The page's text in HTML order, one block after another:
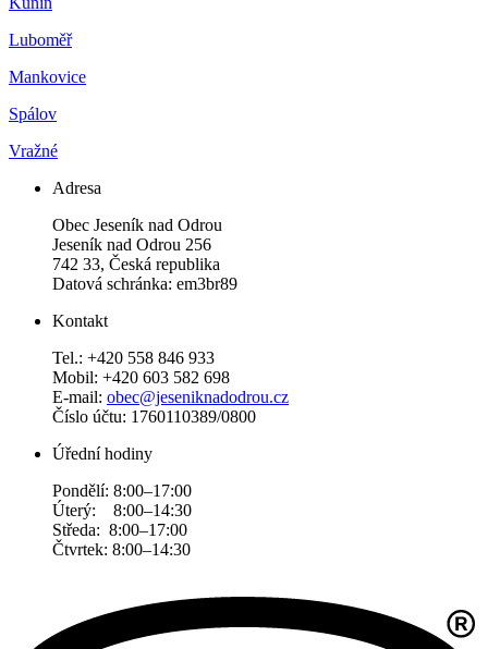
Luboměř
Mankovice
Spálov
Vražné
Adresa
Obec Jeseník nad Odrou
Jeseník nad Odrou 256
742 33, Česká republika
Datová schránka: em3br89
Kontakt
Tel.: +420 558 846 933
Mobil: +420 603 582 698
E-mail: obec@jeseniknadodrou.cz
Číslo účtu: 1760110389/0800
Úřední hodiny
Pondělí: 8:00–17:00
Úterý: 8:00–14:30
Středa: 8:00–17:00
Čtvrtek: 8:00–14:30